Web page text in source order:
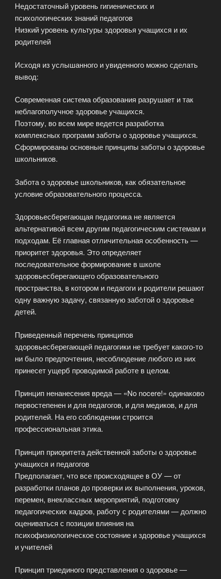
Недостаточный уровень гигиенических и
психологических знаний педагогов
Низкий уровень культуры здоровья учащихся и их
родителей
Исходя из услышанного и увиденного можно сделать
вывод:
Современная система образования разрушает и так
неблагополучное здоровье учащихся.
Поэтому, во всем мире ведется разработка
комплексных программ заботы о здоровье учащихся.
Сформированы основные принципы заботы о здоровье
школьников.
Забота о здоровье школьников, как обязательное
условие образовательного процесса.
Здоровьесберегающая педагогика не является
альтернативой всем другим педагогическим системам и
подходам. Её главная отличительная особенность —
приоритет здоровья. Это определяет
последовательное формирование в школе
здоровьесберегающего образовательного
пространства, в котором и педагоги и родители решают
одну важную задачу, связанную заботой о здоровье
детей.
Приведенный перечень принципов
здоровьесберегающей педагогики не требует какого-то
ни было предпочтения, несоблюдение любого из них
принесет ущерб проводимой работе в целом.
Принцип ненанесения вреда — «No nocere!» одинаково
первостепенен и для педагогов, и для медиков, и для
родителей. На его соблюдении строится
профессиональная этика.
Принцип приоритета действенной заботы о здоровье
учащихся и педагогов
Предполагает, что все происходящее в ОУ — от
разработки планов до проверки их выполнения, уроков,
перемен, внеклассных мероприятий, подготовку
педагогических кадров, работу с родителями — должно
оцениваться с позиции влияния на
психофизиологическое состояние и здоровье учащихся
и учителей
Принцип триединого представления о здоровье —